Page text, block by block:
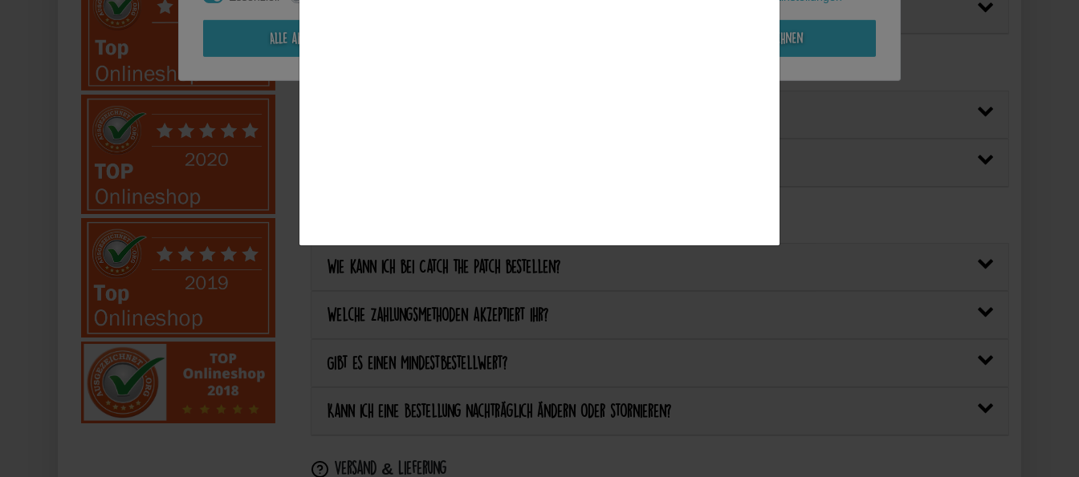
Wie kann ich bei Catch the Patch bestellen?
Welche Zahlungsmethoden akzeptiert ihr?
Gibt es einen Mindestbestellwert?
Kann ich eine Bestellung nachträglich ändern oder stornieren?
Versand & Lieferung
Alle akzeptieren Alle ablehnen